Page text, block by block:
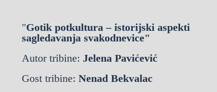
"Gotik potkultura – istorijski aspekti
sagledavanja svakodnevice"
Autor tribine: Jelena Pavićević
Gost tribine: Nenad Bekvalac